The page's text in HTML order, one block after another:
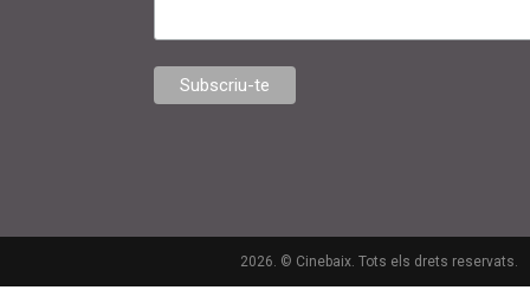
2026. © Cinebaix. Tots els drets reservats.